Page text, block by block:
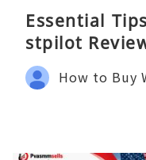
Essential
stpilot
How to Buy